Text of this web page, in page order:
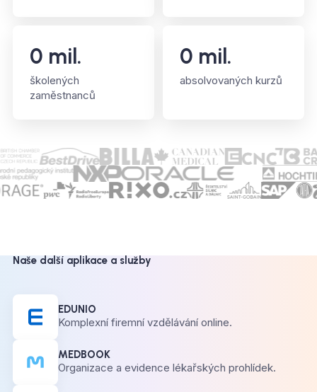
0 mil.
školených
zaměstnanců
0 mil.
absolvovaných kurzů
Naše další aplikace a služby
EDUNIO
Komplexní firemní vzdělávání online.
MEDBOOK
Organizace a evidence lékařských prohlídek.